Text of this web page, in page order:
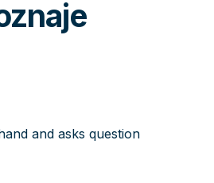
and asks question